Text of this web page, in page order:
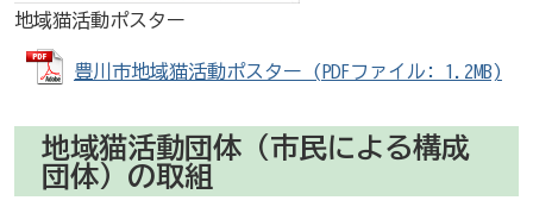
地域猫活動ポスター
豊川市地域猫活動ポスター (PDFファイル: 1.2MB)
地域猫活動団体（市民による構成
団体）の取組